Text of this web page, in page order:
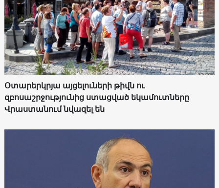
Օտարերկրյա այցելուների թիվն ու
զբոսաշրջությունից ստացված եկամուտները
Վրաստանում նվազել են